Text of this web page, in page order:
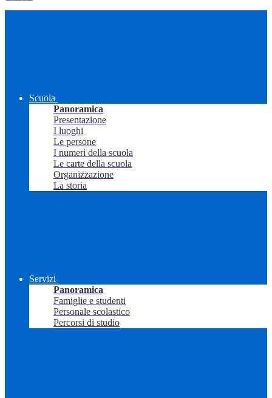
Scuola
Panoramica
Presentazione
I luoghi
Le persone
I numeri della scuola
Le carte della scuola
Organizzazione
La storia
Servizi
Panoramica
Famiglie e studenti
Personale scolastico
Percorsi di studio